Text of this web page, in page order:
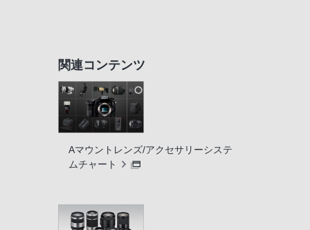
関連コンテンツ
Aマウントレンズ/アクセサリーシステ
ムチャート